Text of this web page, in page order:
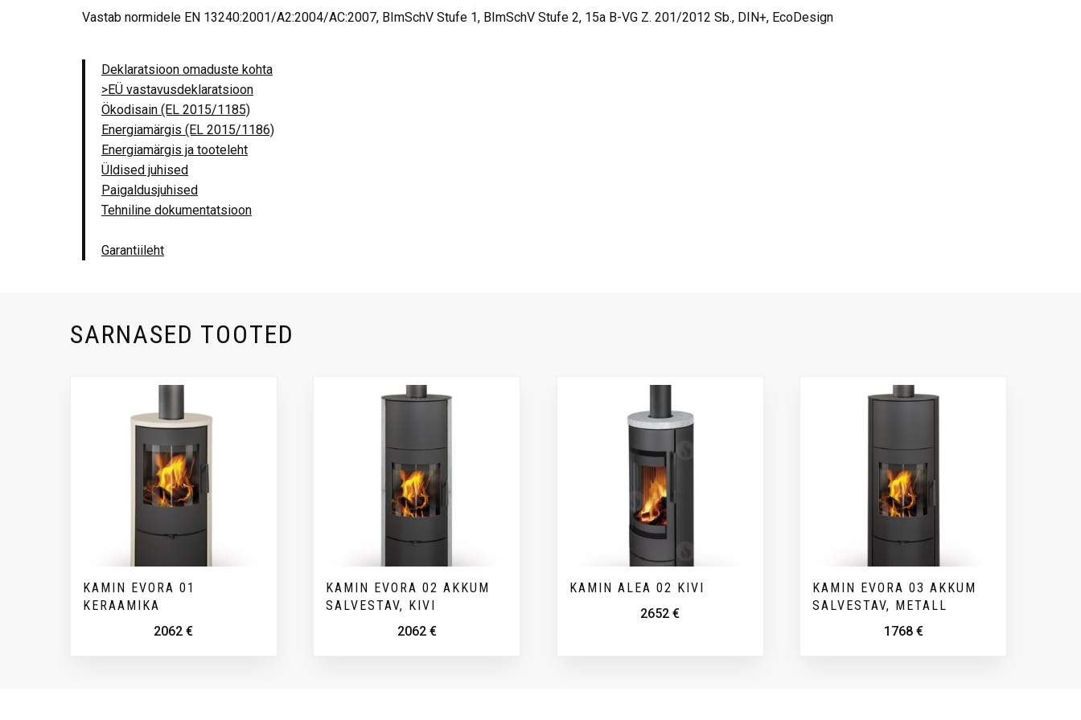
Vastab normidele EN 13240:2001/A2:2004/AC:2007, BImSchV Stufe 1, BImSchV Stufe 2, 15a B-VG Z. 201/2012 Sb., DIN+, EcoDesign
Deklaratsioon omaduste kohta
>EÜ vastavusdeklaratsioon
Ökodisain (EL 2015/1185)
Energiamärgis (EL 2015/1186)
Energiamärgis ja tooteleht
Üldised juhised
Paigaldusjuhised
Tehniline dokumentatsioon
Garantiileht
SARNASED TOOTED
KAMIN EVORA 01
KERAAMIKA
2062€
KAMIN EVORA 02 AKKUM
SALVESTAV, KIVI
2062 €
KAMIN ALEA 02 KIVI
2652€
KAMIN EVORA 03 AKKUM
SALVESTAV, METALL
1768 €